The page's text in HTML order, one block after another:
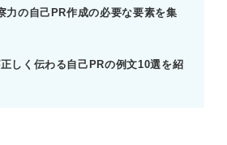
力との意味の混同に気を付ける。
わらず、具体的な行動もセットで
な行動がないと、頭でっかちな印象
力の自己PR作成の必要な要素を集
しく伝わる自己PRの例文10選を紹